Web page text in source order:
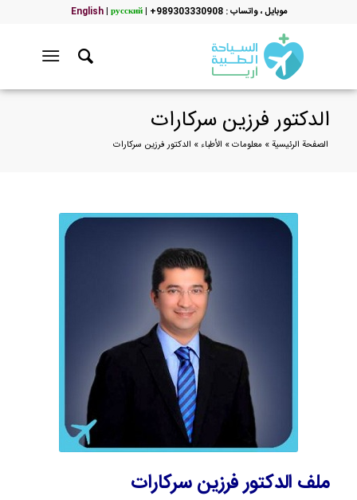
موبایل ، واتساب : 989303330908+ |
English| русский
الدكتور فرزين سركارات
الصفحة الرئيسية» معلومات» الأطباء» الدكتور فرزين سركارات
ملف الدكتور فرزين سركارات